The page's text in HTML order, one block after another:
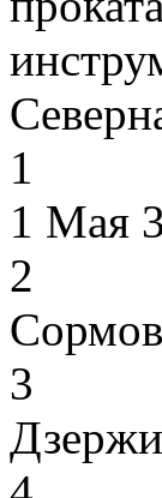
1
1 Мая
2
3